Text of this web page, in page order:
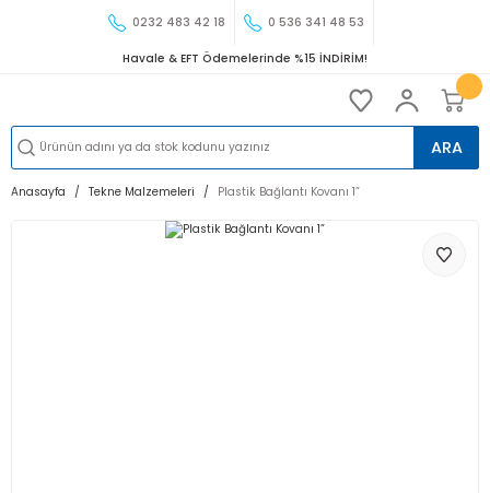
0232 483 42 18 0 536 341 48 53
Havale & EFT Ödemelerinde %15 İNDİRİM!
ARA
Anasayfa Tekne Malzemeleri Plastik Bağlantı Kovanı 1”